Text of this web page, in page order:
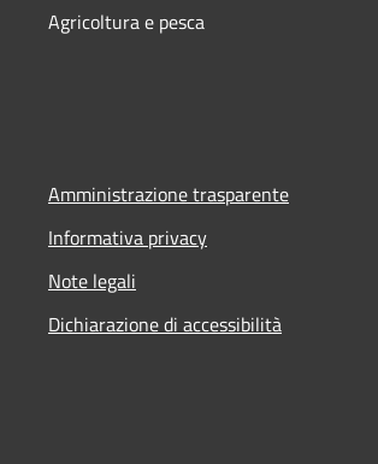
Agricoltura e pesca
Amministrazione trasparente
Informativa privacy
Note legali
Dichiarazione di accessibilità